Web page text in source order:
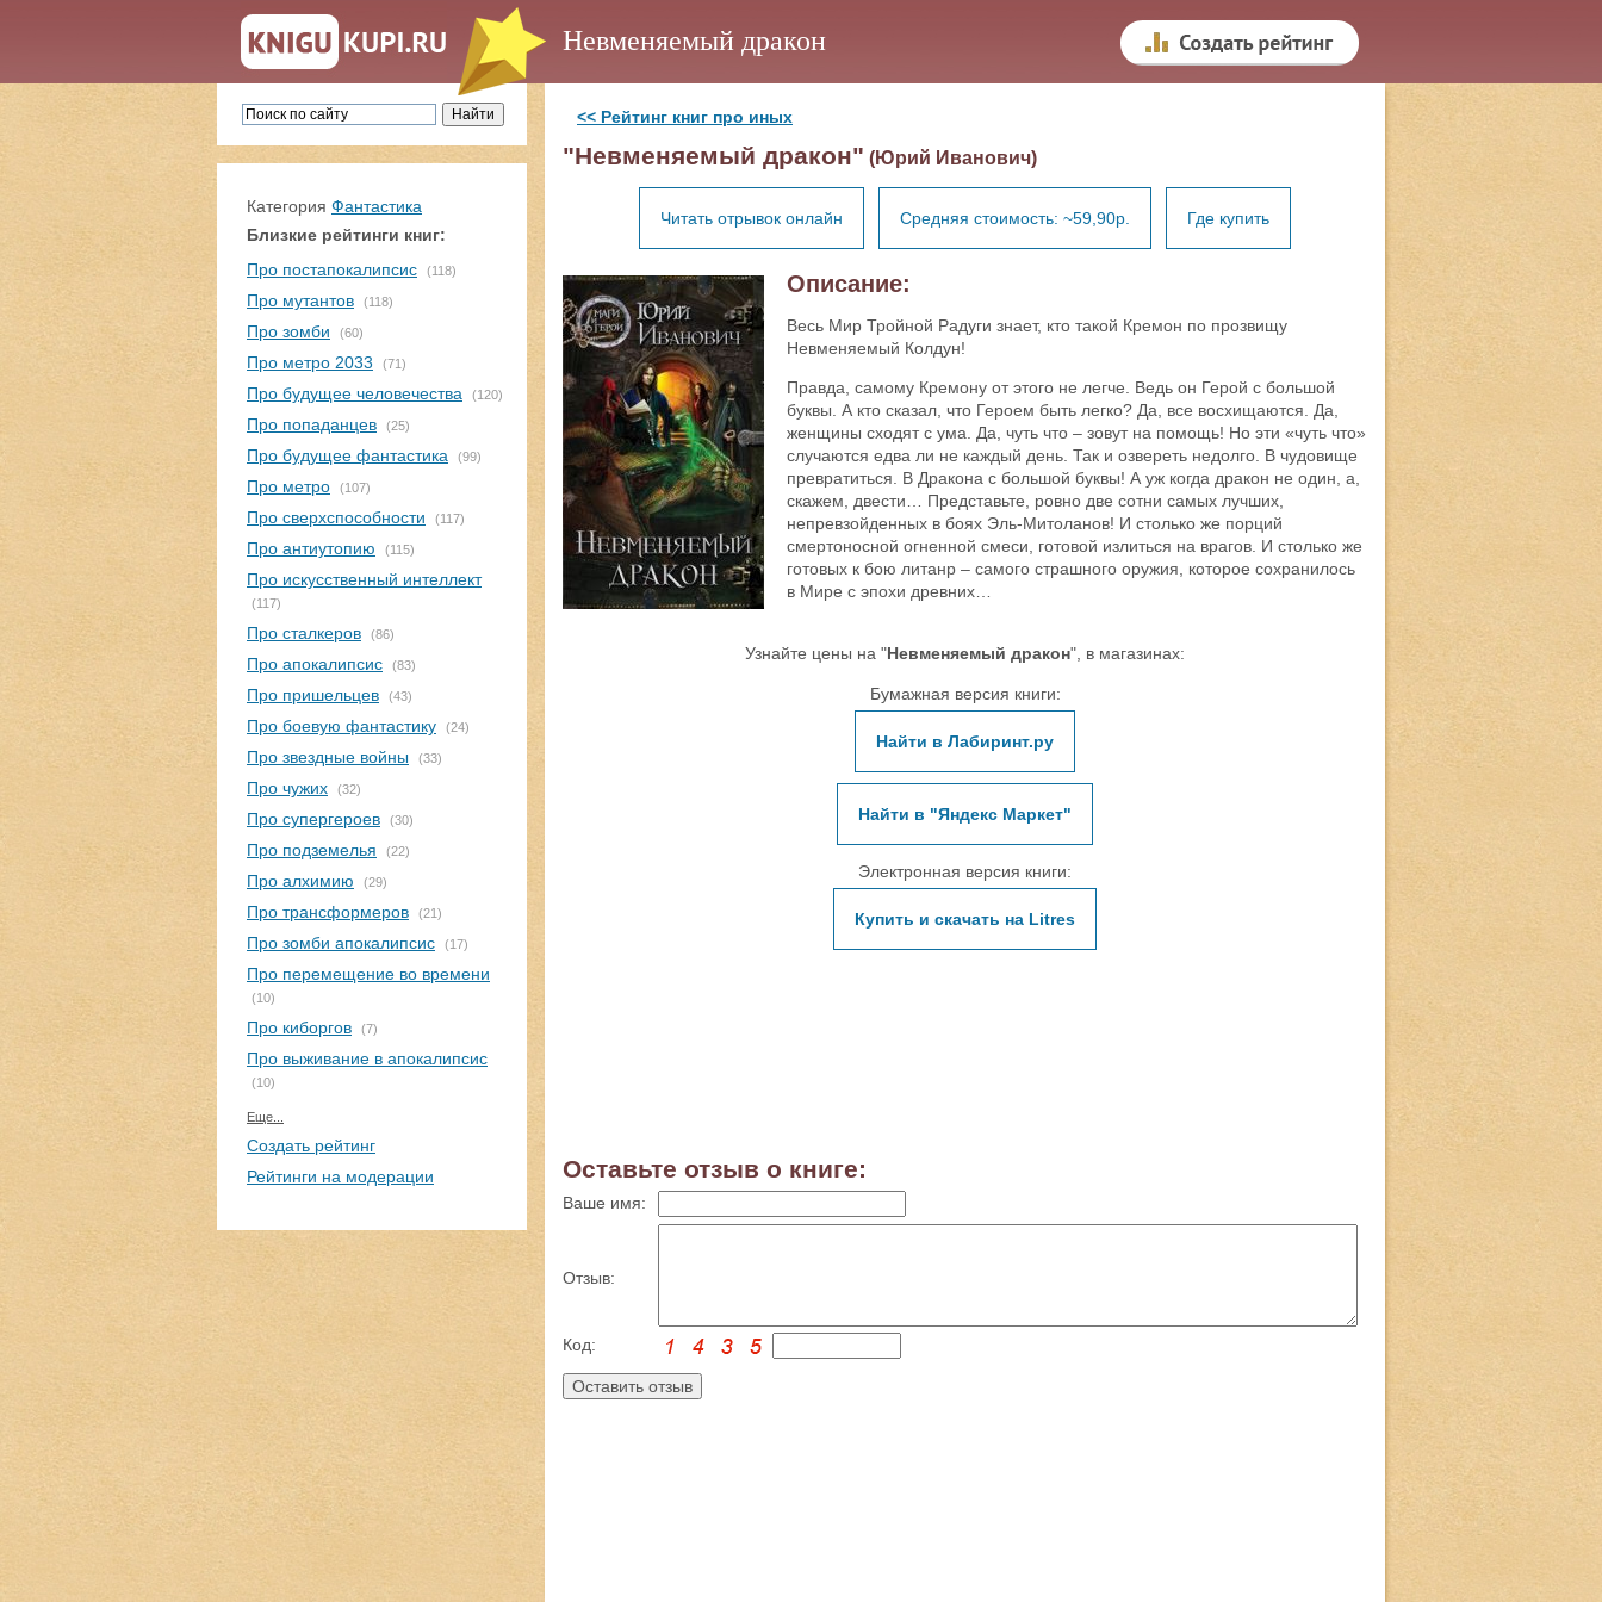
Невменяемый дракон
Категория Фантастика
Близкие рейтинги книг:
Про постапокалипсис
(118)
Про мутантов (118)
Про зомби (60)
Про метро 2033 (71)
Про будущее человечества (120)
Про попаданцев (25)
Про будущее фантастика (99)
Про метро (107)
Про сверхспособности (117)
Про антиутопию (115)
Про искусственный интеллект
(117)
Про сталкеров (86)
Про апокалипсис (83)
Про пришельцев (43)
Про боевую фантастику (24)
Про звездные войны (33)
Про чужих (32)
Про супергероев (30)
Про подземелья (22)
Про алхимию (29)
Про трансформеров (21)
Про зомби апокалипсис (17)
Про перемещение во времени
(10)
Про киборгов (7)
Про выживание в апокалипсис
(10)
Еще...
Создать рейтинг
Рейтинги на модерации
<< Рейтинг книг про иных
"Невменяемый дракон" (Юрий Иванович)
Читать отрывок онлайн Средняя стоимость: ~59,90р. Где купить
Описание:
Весь Мир Тройной Радуги знает, кто такой Кремон по прозвищу
Невменяемый Колдун!
Правда, самому Кремону от этого не легче. Ведь он Герой с большой
буквы. А кто сказал, что Героем быть легко? Да, все восхищаются. Да,
женщины сходят с ума. Да, чуть что – зовут на помощь! Но эти «чуть что»
случаются едва ли не каждый день. Так и озвереть недолго. В чудовище
превратиться. В Дракона с большой буквы! А уж когда дракон не один, а,
скажем, двести… Представьте, ровно две сотни самых лучших,
непревзойденных в боях Эль-Митоланов! И столько же порций
смертоносной огненной смеси, готовой излиться на врагов. И столько же
готовых к бою литанр – самого страшного оружия, которое сохранилось
в Мире с эпохи древних…
Узнайте цены на "Невменяемый дракон", в магазинах:
Бумажная версия книги:
Найти в Лабиринт.ру
Найти в "Яндекс Маркет"
Электронная версия книги:
Купить и скачать на Litres
Оставьте отзыв о книге:
Ваше имя:
Отзыв:
Код: